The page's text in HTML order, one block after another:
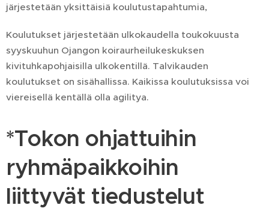
järjestetään yksittäisiä koulutustapahtumia,
Koulutukset järjestetään ulkokaudella toukokuusta
syyskuuhun Ojangon koiraurheilukeskuksen
kivituhkapohjaisilla ulkokentillä. Talvikauden
koulutukset on sisähallissa. Kaikissa koulutuksissa voi
viereisellä kentällä olla agilitya.
*Tokon ohjattuihin
ryhmäpaikkoihin
liittyvät tiedustelut